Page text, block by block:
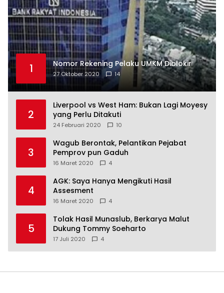
1 Nomor Rekening Pelaku UMKM Diblokir
27 Oktober 2020 14
2
Liverpool vs West Ham: Bukan Lagi Moyesy
yang Perlu Ditakuti
24 Februari 2020 10
3
Wagub Berontak, Pelantikan Pejabat
Pemprov pun Gaduh
16 Maret 2020 4
4
AGK: Saya Hanya Mengikuti Hasil
Assesment
16 Maret 2020 4
5
Tolak Hasil Munaslub, Berkarya Malut
Dukung Tommy Soeharto
17 Juli 2020 4